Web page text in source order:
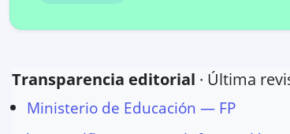
Transparencia editorial · Última
Ministerio de Educación — FP